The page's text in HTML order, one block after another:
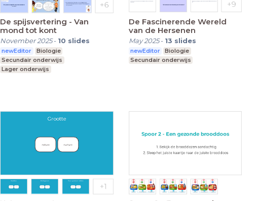
De spijsvertering - Van
mond tot kont
November 2025- 10 slides
newEditor
Biologie
Secundair onderwijs
Lager onderwijs
De Fascinerende Wereld
van de Hersenen
May 2025- 13 slides
newEditor
Biologie
Secundair onderwijs